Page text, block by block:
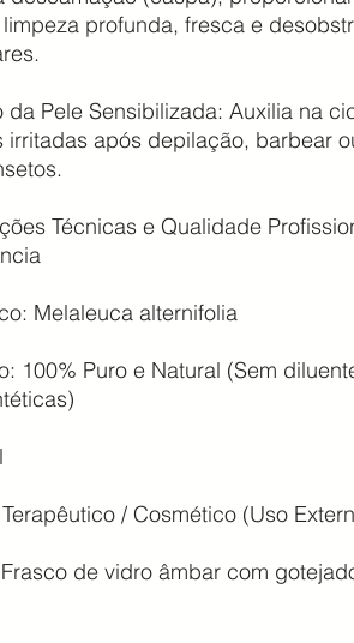
profunda, fresca e
da Pele Sensibilizada: Auxilia na
irritadas após depilação, barbear
Técnicas e Qualidade
Melaleuca alternifolia
100% Puro e Natural (Sem
/ Cosmético (Uso
de vidro âmbar com